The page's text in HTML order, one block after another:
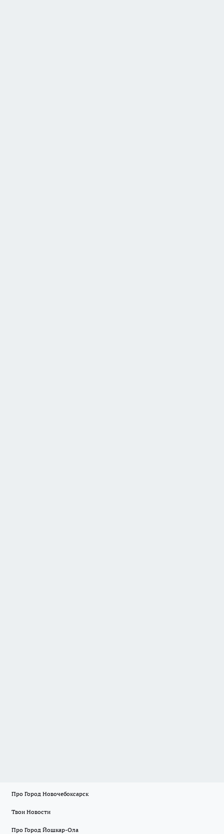
Про Город Новочебоксарск
Твои Новости
Про Город Йошкар-Ола